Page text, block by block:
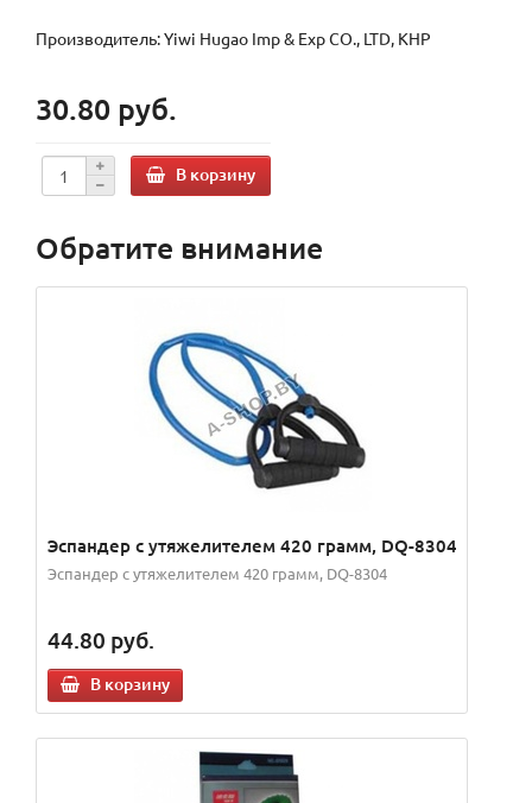
Производитель: Yiwi Hugao Imp & Exp CO., LTD, КНР
30.80 руб.
В корзину
Обратите внимание
Эспандер с утяжелителем 420 грамм, DQ-8304
Эспандер с утяжелителем 420 грамм, DQ-8304
44.80 руб.
В корзину